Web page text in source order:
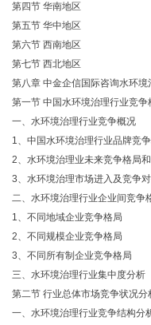
第四节 华南地区
第五节 华中地区
第六节 西南地区
第七节 西北地区
第八章 中金企信国际咨询水环
第一节 中国水环境治理行业竞争
一、水环境治理行业竞争概况
1、中国水环境治理行业品牌竞
2、水环境治理业未来竞争格局
3、水环境治理市场进入及竞争
二、水环境治理行业企业间竞争
1、不同地域企业竞争格局
2、不同规模企业竞争格局
3、不同所有制企业竞争格局
三、水环境治理行业集中度分析
第二节 行业总体市场竞争状况分
一、水环境治理行业竞争结构分